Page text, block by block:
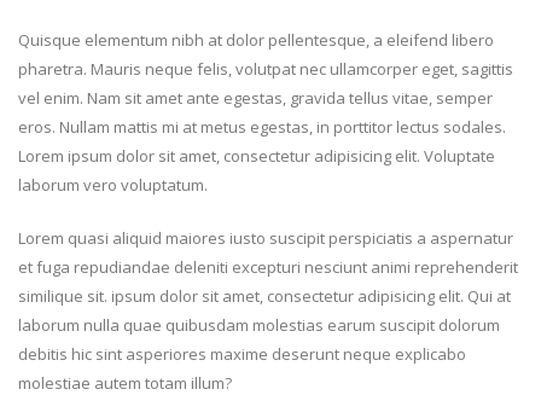
Quisque elementum nibh at dolor pellentesque, a eleifend libero
pharetra. Mauris neque felis, volutpat nec ullamcorper eget, sagittis
vel enim. Nam sit amet ante egestas, gravida tellus vitae, semper
eros. Nullam mattis mi at metus egestas, in porttitor lectus sodales.
Lorem ipsum dolor sit amet, consectetur adipisicing elit. Voluptate
laborum vero voluptatum.
Lorem quasi aliquid maiores iusto suscipit perspiciatis a aspernatur
et fuga repudiandae deleniti excepturi nesciunt animi reprehenderit
similique sit. ipsum dolor sit amet, consectetur adipisicing elit. Qui at
laborum nulla quae quibusdam molestias earum suscipit dolorum
debitis hic sint asperiores maxime deserunt neque explicabo
molestiae autem totam illum?
Etiam laoreet sem eget eros
June 13, 2016
June 13, 2016
rhoncus
March 13, 2016
Sed elementum